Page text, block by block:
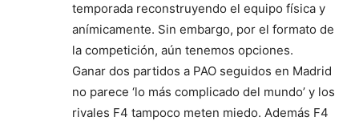
temporada reconstruyendo el equipo física y
anímicamente. Sin embargo, por el formato de
la competición, aún tenemos opciones.
Ganar dos partidos a PAO seguidos en Madrid
no parece ‘lo más complicado del mundo’ y los
rivales F4 tampoco meten miedo. Además F4